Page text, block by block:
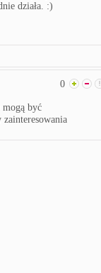
działa. :)
0
mogą być